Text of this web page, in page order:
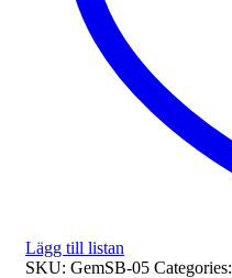
Lägg till listan
SKU: GemSB-05 Categories: